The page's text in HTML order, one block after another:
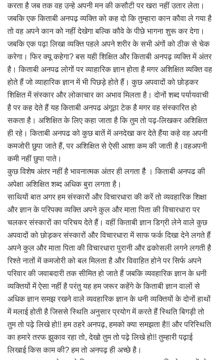
करता है जब तक वह उन्हे अपनी मन की कसौटी पर खरा नहीं उतार लेता।
जबकि एक किताबी अनपढ़ व्यक्ति को कह दो कि तुम्हारा कान कौवा ले गया है
तो वह अपने कान को नहीं देखेगा बल्कि कौवे के पीछे भागना शुरू कर देगा।
जबकि एक पढ़ा लिखा व्यक्ति पहले अपने शरीर के सभी अंगों को ठीक से चेक
करेगा। फिर क्यू कहेगा? बस यही शिक्षित और किताबी अनपढ़ व्यक्ति में अंतर
है। किताबी अनपढ लोगों पर व्याहारिक ज्ञान होता है मगर अशिक्षित व्यक्ति वह
होते हैं जो व्याहारिक ज्ञान में भी पिछड़े होते हैं। कुछ अपवादों को छोड़कर
शिक्षित में संस्कार और लोकाचार का अभाव मिलता है। दोनों शब्द पर्यायवाची
है पर कह देते हैं यह किताबी अनपढ अंगूठा टेक है मगर वह संस्कारित हो
सकता है। अशिक्षित के लिए कहा जाता है कि तुम तो पढ़-लिखकर अशिक्षित
ही रहे। किताबी अनपढ को कुछ बातें में अनदेखा कर देते हैंया कहे वह अपनी
कमजोरी छुपा जाते हैं, पर अशिक्षित से ऐसी आशा कम की जाती है।वहअपनी
कमी नहीं छुपा पाते।
कुछ विशेष अंतर नहीं है भावनात्मक अंतर ही लगता हैै । किताबी अनपढ की
अपेक्षा अशिक्षित शब्द अधिक बुरा लगता है।
साथियों बात अगर हम संस्कारों और विचारधारा की करें तो व्यवहारिक शिक्षा
और ज्ञान के परिपक्व व्यक्ति अपने कुल और माता पिता की विचारधारा पर
चलकर संस्कारों का परिचय देते हैं। वहीं किताबी ज्ञान डिग्री लेने वाले कुछ
अपवादों को छोड़कर संस्कारों और विचारधारा में साफ फर्क दिखा देने लगते हैं
अपने कुल और माता पिता की विचारधारा पुरानी और ढकोसली लगने लगती है
रिश्ते नातों में कमजोरी को बल मिलता है और विवाहित होने पर सिर्फ अपने
परिवार की जवाबदारी तक सीमित हो जाते हैं जबकि व्यवहारिक ज्ञान के धनी
व्यक्तियों में ऐसा नहीं है परंतु यह हम जरूर कहेंगे के किताबी ज्ञान वालों से
अधिक ज्ञान समझ रखने वाले व्यवहारिक ज्ञान के धनी व्यक्तियों के दोनों हाथों
में मलाई होती है जिससे स्थिति अनुसार प्रयोग में करते हैं स्थिति बिगड़ी तो
तुम तो पढ़े लिखे हो!! हम ठहरे अनपढ़, हमको क्या समझता है!! और परिस्थिति
का हमारे तरफ झुकाव रहा तो, देखो तुम तो पढ़े लिखे हो!! तुम्हारी पढ़ाई
लिखाई किस काम की? हम तो अनपढ़ ही अच्छे है।